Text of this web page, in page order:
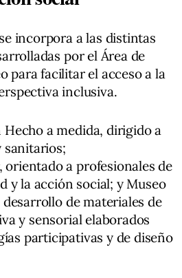
incorpora a las distintas
por el Área de
para facilitar el acceso a la
inclusiva.
a medida, dirigido a
sanitarios;
a profesionales de
y la acción social; y Museo
de materiales de
y sensorial elaborados
participativas y de diseño